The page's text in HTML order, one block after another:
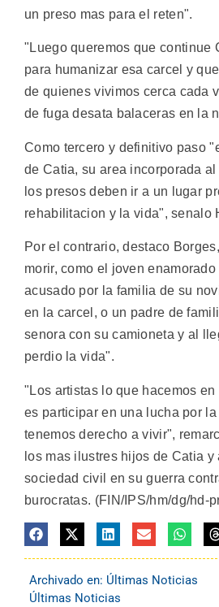
un preso mas para el reten".
"Luego queremos que continue
para humanizar esa carcel y
de quienes vivimos cerca cada
de fuga desata balaceras en la
Como tercero y definitivo paso
de Catia, su area incorporada
los presos deben ir a un lugar
rehabilitacion y la vida", senalo
Por el contrario, destaco
morir, como el joven
acusado por la familia de su
en la carcel, o un padre de
senora con su camioneta y al
perdio la vida".
"Los artistas lo que hacemos
es participar en una lucha por
tenemos derecho a vivir",
los mas ilustres hijos de Catia y
sociedad civil en su guerra
burocratas. (FIN/IPS/hm/dg/hd-
Archivado en: Últimas Noticias
Últimas Noticias